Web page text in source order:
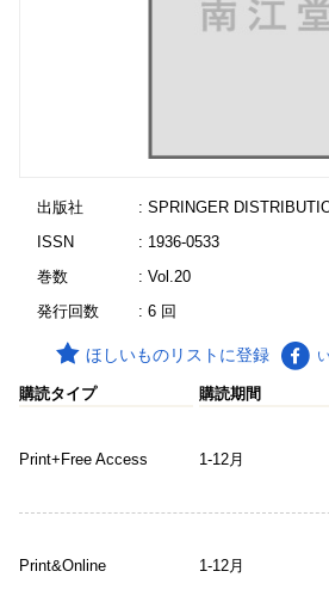
出版社
: SPRINGER
ISSN
: 1936-0533
巻数
: Vol.20
発行回数
: 6 回
ほしいものリストに登録
購読タイプ 購読期間
Print+Free Access 1-12月
Print&Online 1-12月